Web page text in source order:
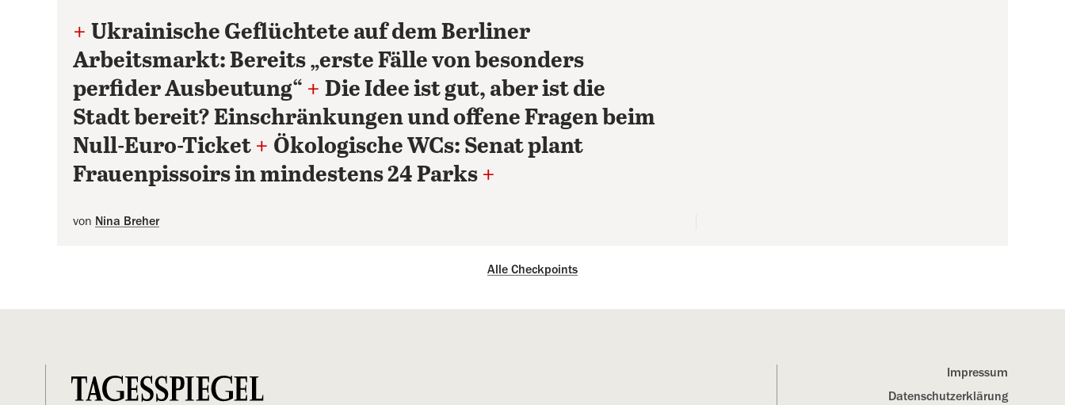
+ Ukrainische Geflüchtete auf dem Berliner
Arbeitsmarkt: Bereits „erste Fälle von besonders
perfider Ausbeutung“ + Die Idee ist gut, aber ist die
Stadt bereit? Einschränkungen und offene Fragen beim
Null-Euro-Ticket + Ökologische WCs: Senat plant
Frauenpissoirs in mindestens 24 Parks +
von Nina Breher
Alle Checkpoints
Impressum
Datenschutz­erklärung